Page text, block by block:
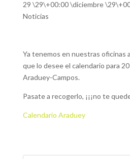
29 \29\+00:00 \diciembre
Noticias
Ya tenemos en nuestras oficinas
que lo desee el calendario para
Araduey-Campos.
Pasate a recogerlo, ¡¡¡no te
Calendario Araduey